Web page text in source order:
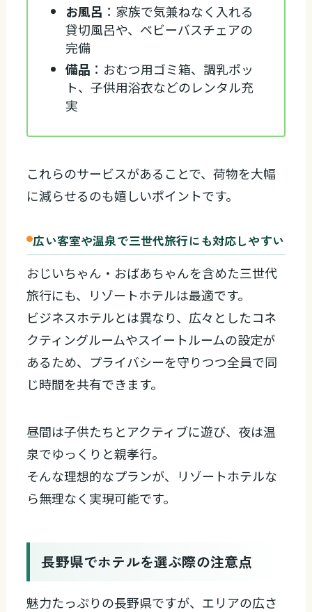
お風呂 ：家族で気兼ねなく入れる
貸切風呂や、ベビーバスチェアの
完備
備品 ：おむつ用ゴミ箱、調乳ポッ
ト、子供用浴衣などのレンタル充
実
これらのサービスがあることで、荷物を大幅
に減らせるのも嬉しいポイントです。
広い客室や温泉で三世代旅行にも対応しやすい
おじいちゃん・おばあちゃんを含めた三世代
旅行にも、リゾートホテルは最適です。
ビジネスホテルとは異なり、広々としたコネ
クティングルームやスイートルームの設定が
あるため、プライバシーを守りつつ全員で同
じ時間を共有できます。
昼間は子供たちとアクティブに遊び、夜は温
泉でゆっくりと親孝行。
そんな理想的なプランが、リゾートホテルな
ら無理なく実現可能です。
長野県でホテルを選ぶ際の注意点
魅力たっぷりの長野県ですが、エリアの広さ